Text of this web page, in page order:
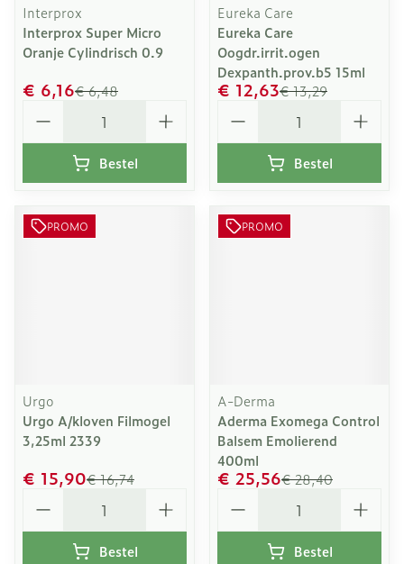
Interprox
Interprox Super Micro
Oranje Cylindrisch 0.9
€ 6,48
€ 6,16
Bestel
Eureka Care
Eureka Care
Oogdr.irrit.ogen
Dexpanth.prov.b5 15ml
€ 13,29
€ 12,63
Bestel
PROMO
Urgo
Urgo A/kloven Filmogel
3,25ml 2339
€ 16,74
€ 15,90
Bestel
PROMO
A-Derma
Aderma Exomega Control
Balsem Emolierend
400ml
€ 28,40
€ 25,56
Bestel